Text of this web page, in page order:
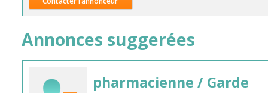
Annonces suggerées
pharmacienne / Garde